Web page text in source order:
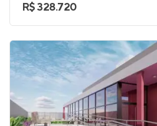
R$ 328.720